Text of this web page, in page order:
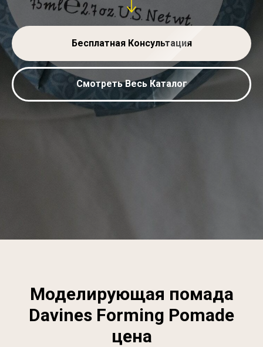
Бесплатная Консультация
Смотреть Весь Каталог
Моделирующая помада
Davines Forming Pomade
цена